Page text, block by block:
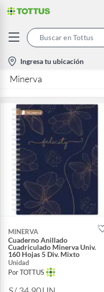
location-
icon
Ingresa tu ubicación
Minerva
MINERVA
Cuaderno Anillado
Cuadriculado Minerva Univ.
160 Hojas 5 Div. Mixto
Unidad
Por TOTTUS